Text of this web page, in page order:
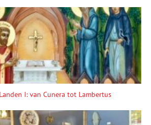
I: van Cunera tot Lambertus